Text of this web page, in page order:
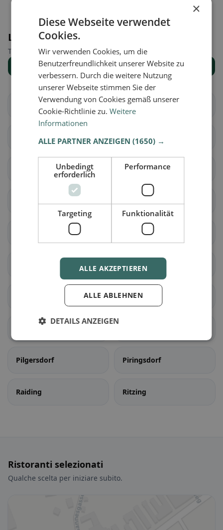
Luoghi nelle vicinanze
Trova il luogo giusto per la tua ricerca di ristoranti.
Mostra tutti i luoghi
Deutschkreutz Draßmarkt
Frankenau-
Unterpullendorf
Großwarasdorf
Kaisersdorf
Lutzmannsburg
Mannersdorf an der
Markt Sankt Martin
Neutal
Nikitsch
Pilgersdorf Piringsdorf
Raiding Ritzing
Ristoranti selezionati
Qualche scelta per iniziare subito.
×
Diese Webseite verwendet
Cookies.
Wir verwenden Cookies, um die
Benutzerfreundlichkeit unserer Website zu
verbessern. Durch die weitere Nutzung
unserer Webseite stimmen Sie der
Verwendung von Cookies gemäß unserer
Cookie-Richtlinie zu.Weitere
Informationen
ALLE PARTNER ANZEIGEN(1650) →
Unbedingt
erforderlich
Performance
Targeting Funktionalität
ALLE AKZEPTIEREN
ALLE ABLEHNEN
DETAILS ANZEIGEN